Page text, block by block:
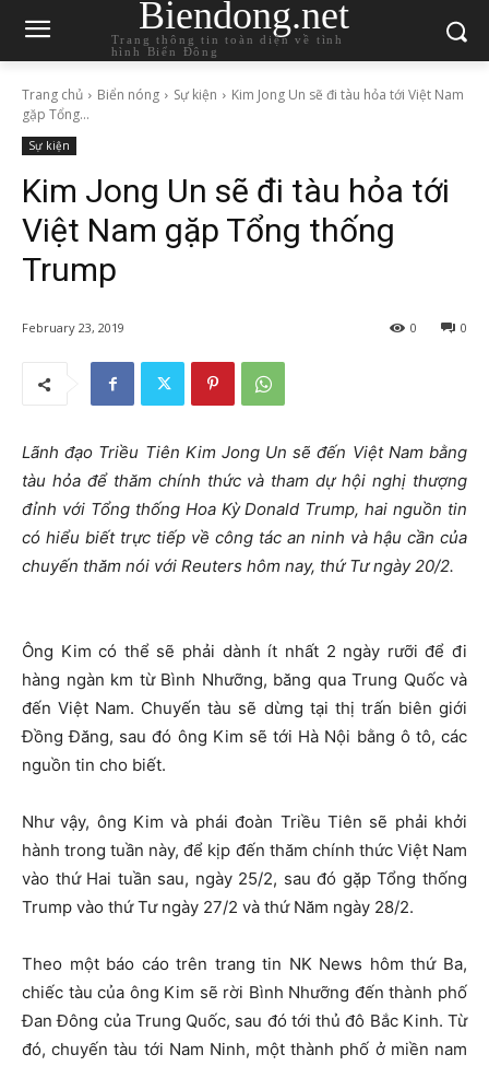
Biendong.net
Trang thông tin toàn diện về tình
hình Biển Đông
Trang chủ Biển nóng Sự kiện
Kim Jong Un sẽ đi tàu hỏa tới Việt Nam
gặp Tổng...
Sự kiện
Kim Jong Un sẽ đi tàu hỏa tới
Việt Nam gặp Tổng thống
Trump
February 23, 2019 0
0
Lãnh đạo Triều Tiên Kim Jong Un sẽ đến Việt Nam bằng
tàu hỏa để thăm chính thức và tham dự hội nghị thượng
đỉnh với Tổng thống Hoa Kỳ Donald Trump, hai nguồn tin
có hiểu biết trực tiếp về công tác an ninh và hậu cần của
chuyến thăm nói với Reuters hôm nay, thứ Tư ngày 20/2.
Ông Kim có thể sẽ phải dành ít nhất 2 ngày rưỡi để đi
hàng ngàn km từ Bình Nhưỡng, băng qua Trung Quốc và
đến Việt Nam. Chuyến tàu sẽ dừng tại thị trấn biên giới
Đồng Đăng, sau đó ông Kim sẽ tới Hà Nội bằng ô tô, các
nguồn tin cho biết.
Như vậy, ông Kim và phái đoàn Triều Tiên sẽ phải khởi
hành trong tuần này, để kịp đến thăm chính thức Việt Nam
vào thứ Hai tuần sau, ngày 25/2, sau đó gặp Tổng thống
Trump vào thứ Tư ngày 27/2 và thứ Năm ngày 28/2.
Theo một báo cáo trên trang tin NK News hôm thứ Ba,
chiếc tàu của ông Kim sẽ rời Bình Nhưỡng đến thành phố
Đan Đông của Trung Quốc, sau đó tới thủ đô Bắc Kinh. Từ
đó, chuyến tàu tới Nam Ninh, một thành phố ở miền nam